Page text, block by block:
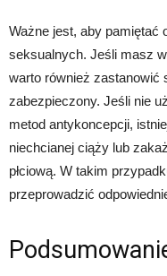
Ważne jest, aby pamiętać
seksualnych. Jeśli masz
warto również zastanowić
zabezpieczony. Jeśli nie
metod antykoncepcji,
niechcianej ciąży lub
płciową. W takim
przeprowadzić